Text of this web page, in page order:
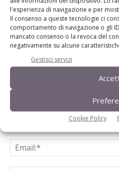
l'esperienza di navigazione e per
Il consenso a queste tecnologie ci
comportamento di navigazione o gli
mancato consenso o la revoca del
negativamente su alcune
Gestisci servizi
Cookie Policy
LASCIA UN COMMENTO